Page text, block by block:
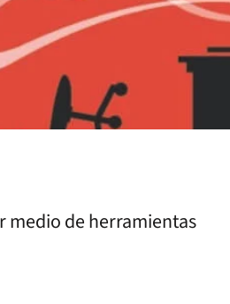
medio de herramientas